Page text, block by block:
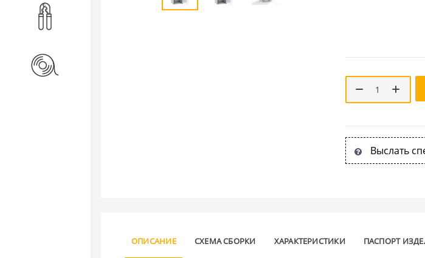
Выслать
ОПИСАНИЕ СХЕМА СБОРКИ ХАРАКТЕРИСТИКИ ПАСПОРТ